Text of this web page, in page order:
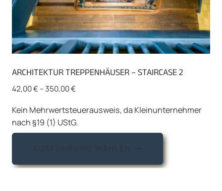
ARCHITEKTUR TREPPENHÄUSER – STAIRCASE 2
42,00€–350,00€
Kein Mehrwertsteuerausweis, da Kleinunternehmer
nach §19 (1) UStG.
AUSFÜHRUNG WÄHLEN
Dieses
weist